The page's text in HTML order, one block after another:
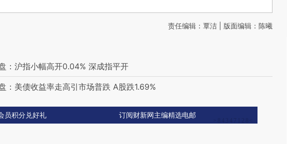
责任编辑：覃洁 | 版面编辑：陈曦
：沪指小幅高开0.04% 深成指平开
：美债收益率走高引市场普跌 A股跌1.69%
员积分兑好礼 订阅财新网主编精选电邮